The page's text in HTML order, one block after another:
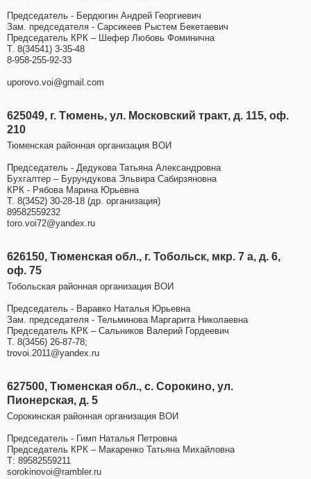
Председатель - Бердюгин Андрей Георгиевич
Зам. председателя - Сарсикеев Рыстем Бекетаевич
Председатель КРК – Шефер Любовь Фоминична
Т. 8(34541) 3-35-48
8-958-255-92-33
uporovo.voi@gmail.com
625049, г. Тюмень, ул. Московский тракт, д. 115, оф.
210
Тюменская районная организация ВОИ
Председатель - Дедукова Татьяна Александровна
Бухгалтер – Бурундукова Эльвира Сабирзяновна
КРК - Рябова Марина Юрьевна
Т. 8(3452) 30-28-18 (др. организация)
89582559232
toro.voi72@yandex.ru
626150, Тюменская обл., г. Тобольск, мкр. 7 а, д. 6,
оф. 75
Тобольская районная организация ВОИ
Председатель - Варавко Наталья Юрьевна
Зам. председателя - Тельминова Маргарита Николаевна
Председатель КРК – Сальников Валерий Гордеевич
Т. 8(3456) 26-87-78;
trovoi.2011@yandex.ru
627500, Тюменская обл., с. Сорокино, ул.
Пионерская, д. 5
Сорокинская районная организация ВОИ
Председатель - Гимп Наталья Петровна
Председатель КРК – Макаренко Татьяна Михайловна
Т: 89582559211
sorokinovoi@rambler.ru